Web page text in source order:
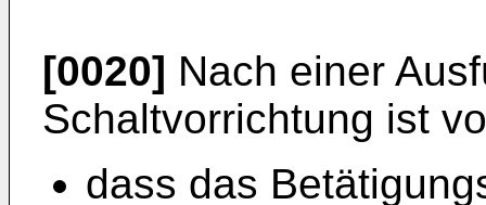
[0020] Nach einer
Schaltvorrichtung ist
dass das